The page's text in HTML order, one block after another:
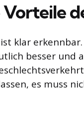
Vorteile
klar
besser und
es muss